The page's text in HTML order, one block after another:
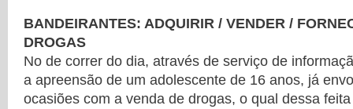
BANDEIRANTES: ADQUIRIR / VENDER /
DROGAS
No de correr do dia, através de serviço de
a apreensão de um adolescente de 16 anos, já
ocasiões com a venda de drogas, o qual dessa